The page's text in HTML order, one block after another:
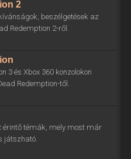
2
beszélgetések az
Redemption 2-ről.
3 és Xbox 360 konzolokon
Redemption-től.
érintő témák, mely most már
játszható.